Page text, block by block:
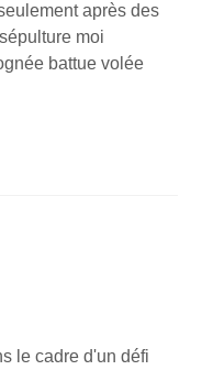
après des
moi
battue volée
le cadre d'un défi